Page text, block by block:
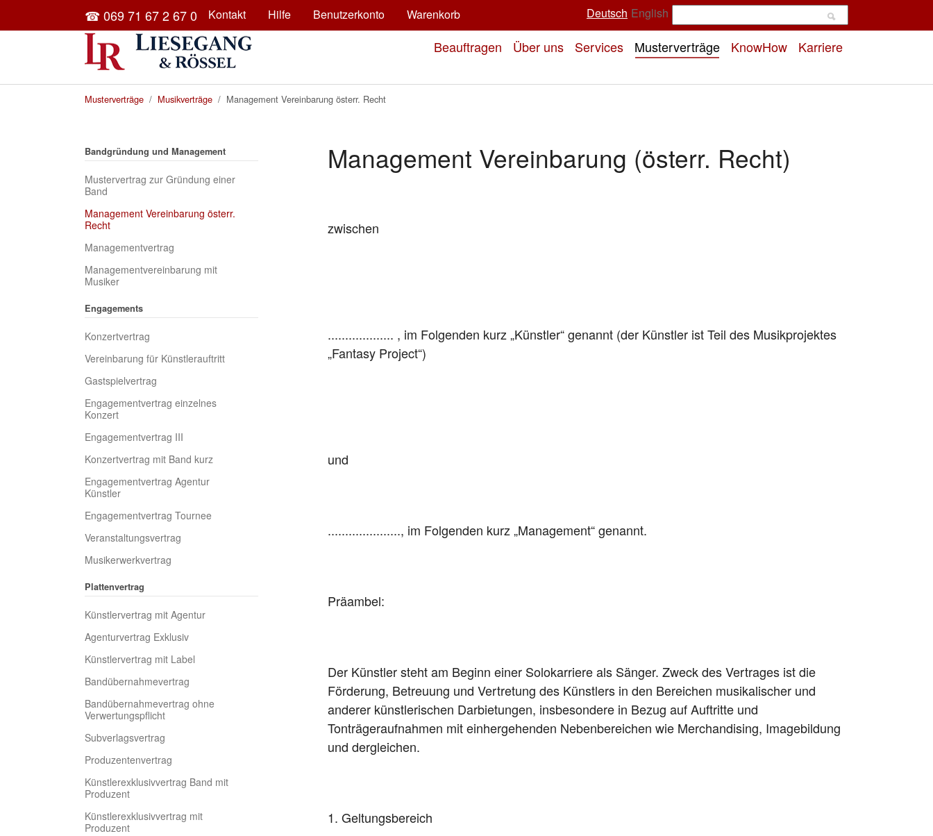
Skip to main content☎ 069 71 67 2 67 0 Kontakt Hilfe Benutzerkonto Warenkorb Deutsch English
Beauftragen Über uns Services Musterverträge KnowHow Karriere
You are here:
Musterverträge Musikverträge Management Vereinbarung österr. Recht
Bandgründung und Management
Mustervertrag zur Gründung einer
Band
Management Vereinbarung österr.
Recht(current)
Managementvertrag
Managementvereinbarung mit
Musiker
Engagements
Konzertvertrag
Vereinbarung für Künstlerauftritt
Gastspielvertrag
Engagementvertrag einzelnes
Konzert
Engagementvertrag III
Konzertvertrag mit Band kurz
Engagementvertrag Agentur
Künstler
Engagementvertrag Tournee
Veranstaltungsvertrag
Musikerwerkvertrag
Plattenvertrag
Künstlervertrag mit Agentur
Agenturvertrag Exklusiv
Künstlervertrag mit Label
Bandübernahmevertrag
Bandübernahmevertrag ohne
Verwertungspflicht
Subverlagsvertrag
Produzentenvertrag
Künstlerexklusivvertrag Band mit
Produzent
Künstlerexklusivvertrag mit
Produzent
Management Vereinbarung (österr. Recht)
zwischen
................... , im Folgenden kurz „Künstler“ genannt (der Künstler ist Teil des Musikprojektes
„Fantasy Project“)
und
....................., im Folgenden kurz „Management“ genannt.
Präambel:
Der Künstler steht am Beginn einer Solokarriere als Sänger. Zweck des Vertrages ist die
Förderung, Betreuung und Vertretung des Künstlers in den Bereichen musikalischer und
anderer künstlerischen Darbietungen, insbesondere in Bezug auf Auftritte und
Tonträgeraufnahmen mit einhergehenden Nebenbereichen wie Merchandising, Imagebildung
und dergleichen.
1. Geltungsbereich